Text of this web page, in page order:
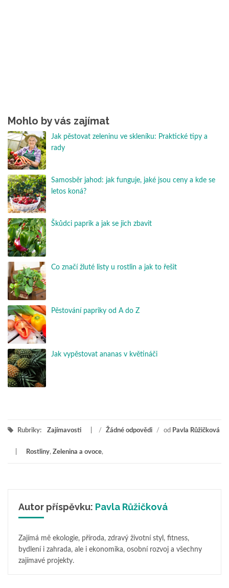
Mohlo by vás zajímat
Jak pěstovat zeleninu ve skleníku: Praktické tipy a
rady
Samosběr jahod: jak funguje, jaké jsou ceny a kde se
letos koná?
Škůdci paprik a jak se jich zbavit
Co značí žluté listy u rostlin a jak to řešit
Pěstování papriky od A do Z
Jak vypěstovat ananas v květináči
Rubriky: Zajímavosti / Žádné odpovědi / od Pavla Růžičková
Rostliny, Zelenina a ovoce,
Autor příspěvku: Pavla Růžičková
Zajímá mě ekologie, příroda, zdravý životní styl, fitness,
bydlení i zahrada, ale i ekonomika, osobní rozvoj a všechny
zajímavé projekty.